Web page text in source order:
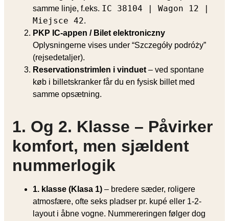
samme linje, f.eks. IC 38104 | Wagon 12 |
Miejsce 42.
PKP IC-appen / Bilet elektroniczny
Oplysningerne vises under “Szczegóły podróży”
(rejse­detaljer).
Reservationstrimlen i vinduet – ved spontane
køb i billetskranker får du en fysisk billet med
samme opsætning.
1. Og 2. Klasse – Påvirker
komfort, men sjældent
nummerlogik
1. klasse (Klasa 1) – bredere sæder, roligere
atmosfære, ofte seks pladser pr. kupé eller 1-2-
layout i åbne vogne. Nummereringen følger dog